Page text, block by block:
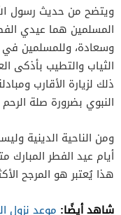
ويتضح من حديث رسول
المسلمين هما عيدي
وسعادة، وللمسلمين في
الثياب والتطيب بأذكى
ذلك لزيارة الأقارب
النبوي بضرورة صلة
ومن الناحية الدينية
أيام عيد الفطر المبارك
هذا يُعتبر هو المرجح
شاهد أيضًا: